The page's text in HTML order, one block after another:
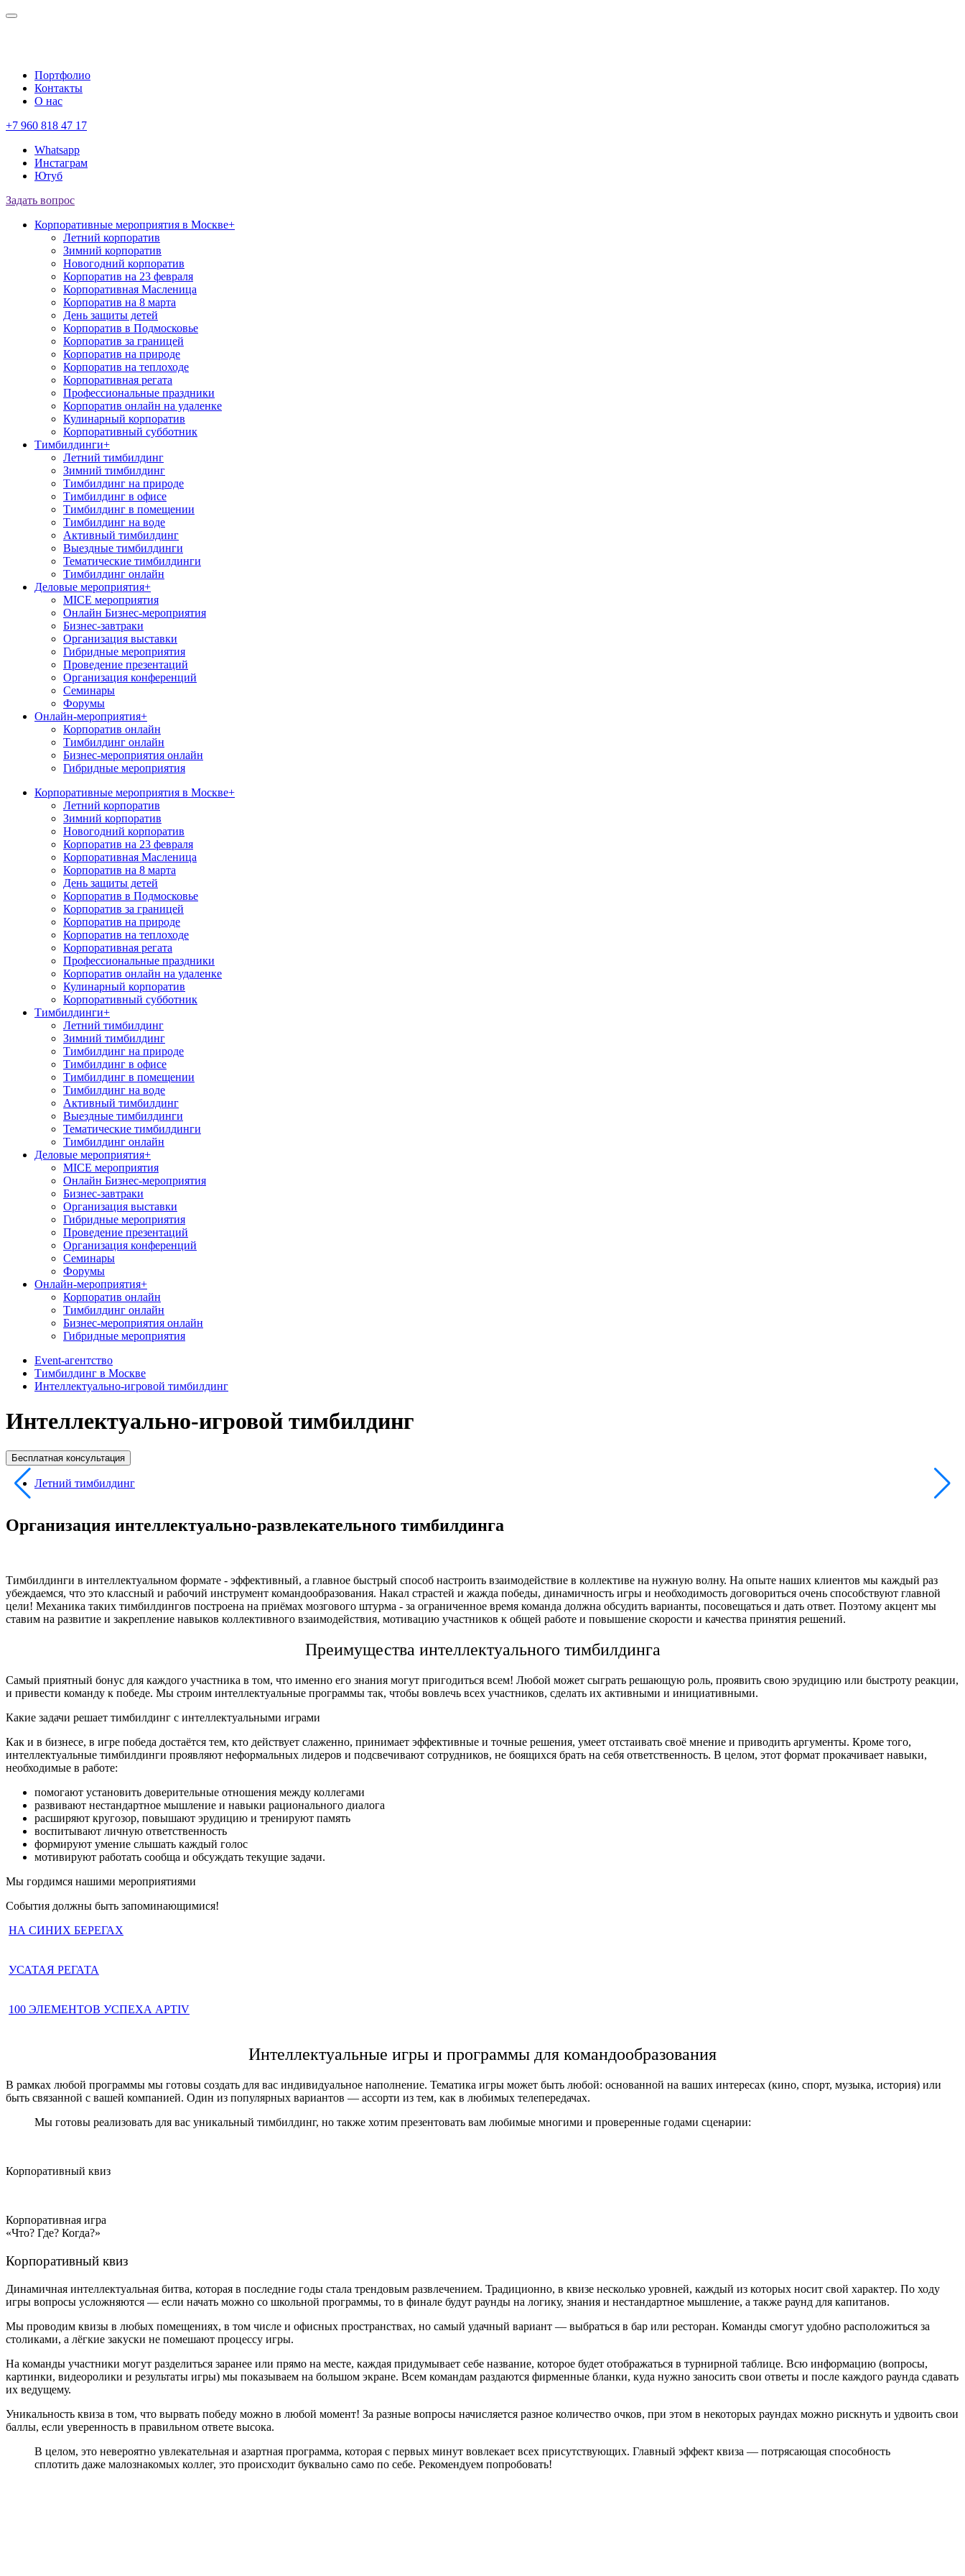
Портфолио
Контакты
О нас
+7 960 818 47 17
Whatsapp
Инстаграм
Ютуб
Задать вопрос
Корпоративные мероприятия в Москве+
Летний корпоратив
Зимний корпоратив
Новогодний корпоратив
Корпоратив на 23 февраля
Корпоративная Масленица
Корпоратив на 8 марта
День защиты детей
Корпоратив в Подмосковье
Корпоратив за границей
Корпоратив на природе
Корпоратив на теплоходе
Корпоративная регата
Профессиональные праздники
Корпоратив онлайн на удаленке
Кулинарный корпоратив
Корпоративный субботник
Тимбилдинги+
Летний тимбилдинг
Зимний тимбилдинг
Тимбилдинг на природе
Тимбилдинг в офисе
Тимбилдинг в помещении
Тимбилдинг на воде
Активный тимбилдинг
Выездные тимбилдинги
Тематические тимбилдинги
Тимбилдинг онлайн
Деловые мероприятия+
MICE мероприятия
Онлайн Бизнес-мероприятия
Бизнес-завтраки
Организация выставки
Гибридные мероприятия
Проведение презентаций
Организация конференций
Семинары
Форумы
Онлайн-мероприятия+
Корпоратив онлайн
Тимбилдинг онлайн
Бизнес-мероприятия онлайн
Гибридные мероприятия
Корпоративные мероприятия в Москве+
Летний корпоратив
Зимний корпоратив
Новогодний корпоратив
Корпоратив на 23 февраля
Корпоративная Масленица
Корпоратив на 8 марта
День защиты детей
Корпоратив в Подмосковье
Корпоратив за границей
Корпоратив на природе
Корпоратив на теплоходе
Корпоративная регата
Профессиональные праздники
Корпоратив онлайн на удаленке
Кулинарный корпоратив
Корпоративный субботник
Тимбилдинги+
Летний тимбилдинг
Зимний тимбилдинг
Тимбилдинг на природе
Тимбилдинг в офисе
Тимбилдинг в помещении
Тимбилдинг на воде
Активный тимбилдинг
Выездные тимбилдинги
Тематические тимбилдинги
Тимбилдинг онлайн
Деловые мероприятия+
MICE мероприятия
Онлайн Бизнес-мероприятия
Бизнес-завтраки
Организация выставки
Гибридные мероприятия
Проведение презентаций
Организация конференций
Семинары
Форумы
Онлайн-мероприятия+
Корпоратив онлайн
Тимбилдинг онлайн
Бизнес-мероприятия онлайн
Гибридные мероприятия
Event-агентство
Тимбилдинг в Москве
Интеллектуально-игровой тимбилдинг
Интеллектуально-игровой тимбилдинг
Бесплатная консультация
Летний тимбилдинг
Организация интеллектуально-развлекательного тимбилдинга
Тимбилдинги в интеллектуальном формате - эффективный, а главное быстрый способ настроить взаимодействие в коллективе на нужную волну. На опыте наших клиентов мы каждый раз
убеждаемся, что это классный и рабочий инструмент командообразования. Накал страстей и жажда победы, динамичность игры и необходимость договориться очень способствуют главной
цели! Механика таких тимбилдингов построена на приёмах мозгового штурма - за ограниченное время команда должна обсудить варианты, посовещаться и дать ответ. Поэтому акцент мы
ставим на развитие и закрепление навыков коллективного взаимодействия, мотивацию участников к общей работе и повышение скорости и качества принятия решений.
Преимущества интеллектуального тимбилдинга
Самый приятный бонус для каждого участника в том, что именно его знания могут пригодиться всем! Любой может сыграть решающую роль, проявить свою эрудицию или быстроту реакции,
и привести команду к победе. Мы строим интеллектуальные программы так, чтобы вовлечь всех участников, сделать их активными и инициативными.
Какие задачи решает тимбилдинг с интеллектуальными играми
Как и в бизнесе, в игре победа достаётся тем, кто действует слаженно, принимает эффективные и точные решения, умеет отстаивать своё мнение и приводить аргументы. Кроме того,
интеллектуальные тимбилдинги проявляют неформальных лидеров и подсвечивают сотрудников, не боящихся брать на себя ответственность. В целом, этот формат прокачивает навыки,
необходимые в работе:
помогают установить доверительные отношения между коллегами
развивают нестандартное мышление и навыки рационального диалога
расширяют кругозор, повышают эрудицию и тренируют память
воспитывают личную ответственность
формируют умение слышать каждый голос
мотивируют работать сообща и обсуждать текущие задачи.
Мы гордимся нашими мероприятиями
События должны быть запоминающимися!
НА СИНИХ БЕРЕГАХ
УСАТАЯ РЕГАТА
100 ЭЛЕМЕНТОВ УСПЕХА APTIV
Интеллектуальные игры и программы для командообразования
В рамках любой программы мы готовы создать для вас индивидуальное наполнение. Тематика игры может быть любой: основанной на ваших интересах (кино, спорт, музыка, история) или
быть связанной с вашей компанией. Один из популярных вариантов — ассорти из тем, как в любимых телепередачах.
Мы готовы реализовать для вас уникальный тимбилдинг, но также хотим презентовать вам любимые многими и проверенные годами сценарии:
Корпоративный квиз
Корпоративная игра
«Что? Где? Когда?»
Корпоративный квиз
Динамичная интеллектуальная битва, которая в последние годы стала трендовым развлечением. Традиционно, в квизе несколько уровней, каждый из которых носит свой характер. По ходу
игры вопросы усложняются — если начать можно со школьной программы, то в финале будут раунды на логику, знания и нестандартное мышление, а также раунд для капитанов.
Мы проводим квизы в любых помещениях, в том числе и офисных пространствах, но самый удачный вариант — выбраться в бар или ресторан. Команды смогут удобно расположиться за
столиками, а лёгкие закуски не помешают процессу игры.
На команды участники могут разделиться заранее или прямо на месте, каждая придумывает себе название, которое будет отображаться в турнирной таблице. Всю информацию (вопросы,
картинки, видеоролики и результаты игры) мы показываем на большом экране. Всем командам раздаются фирменные бланки, куда нужно заносить свои ответы и после каждого раунда сдавать
их ведущему.
Уникальность квиза в том, что вырвать победу можно в любой момент! За разные вопросы начисляется разное количество очков, при этом в некоторых раундах можно рискнуть и удвоить свои
баллы, если уверенность в правильном ответе высока.
В целом, это невероятно увлекательная и азартная программа, которая с первых минут вовлекает всех присутствующих. Главный эффект квиза — потрясающая способность
сплотить даже малознакомых коллег, это происходит буквально само по себе. Рекомендуем попробовать!